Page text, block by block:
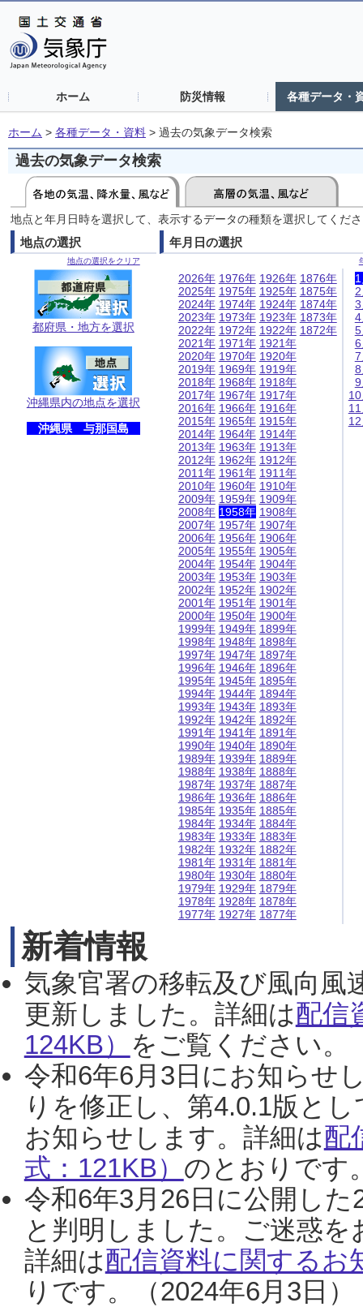
ホーム 防災情報 各種データ・
ホーム > 各種データ・資料 > 過去の気象データ検索
過去の気象データ検索
地点と年月日時を選択して、表示するデータの種類を選択してくだ
地点の選択
地点の選択をクリア
都府県・地方を選択
沖縄県内の地点を選択
沖縄県 与那国島
年月日の選択
2026年
2025年
2024年
2023年
2022年
2021年
2020年
2019年
2018年
2017年
2016年
2015年
2014年
2013年
2012年
2011年
2010年
2009年
2008年
2007年
2006年
2005年
2004年
2003年
2002年
2001年
2000年
1999年
1998年
1997年
1996年
1995年
1994年
1993年
1992年
1991年
1990年
1989年
1988年
1987年
1986年
1985年
1984年
1983年
1982年
1981年
1980年
1979年
1978年
1977年
1976年
1975年
1974年
1973年
1972年
1971年
1970年
1969年
1968年
1967年
1966年
1965年
1964年
1963年
1962年
1961年
1960年
1959年
1958年
1957年
1956年
1955年
1954年
1953年
1952年
1951年
1950年
1949年
1948年
1947年
1946年
1945年
1944年
1943年
1942年
1941年
1940年
1939年
1938年
1937年
1936年
1935年
1934年
1933年
1932年
1931年
1930年
1929年
1928年
1927年
1926年
1925年
1924年
1923年
1922年
1921年
1920年
1919年
1918年
1917年
1916年
1915年
1914年
1913年
1912年
1911年
1910年
1909年
1908年
1907年
1906年
1905年
1904年
1903年
1902年
1901年
1900年
1899年
1898年
1897年
1896年
1895年
1894年
1893年
1892年
1891年
1890年
1889年
1888年
1887年
1886年
1885年
1884年
1883年
1882年
1881年
1880年
1879年
1878年
1877年
1876年
1875年
1874年
1873年
1872年
新着情報
気象官署の移転及び風向風
更新しました。詳細は配信
124KB） をご覧ください。
令和6年6月3日にお知らせ
りを修正し、第4.0.1版と
お知らせします。詳細は配
式：121KB） のとおりです
令和6年3月26日に公開し
と判明しました。ご迷惑
詳細は配信資料に関するお
りです。（2024年6月3日）